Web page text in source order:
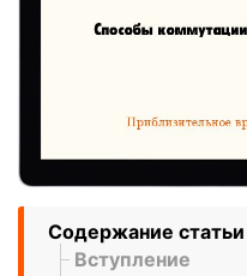
Содержание статьи
Вступление